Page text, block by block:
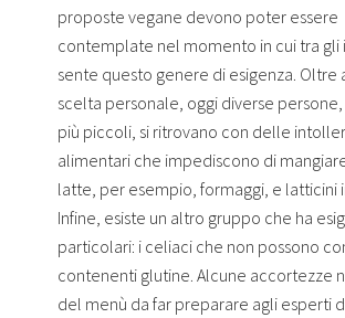
proposte vegane devono poter essere
contemplate nel momento in cui tra gli
sente questo genere di esigenza. Oltre
scelta personale, oggi diverse
più piccoli, si ritrovano con delle
alimentari che impediscono di
latte, per esempio, formaggi, e latticini
Infine, esiste un altro gruppo che ha
particolari: i celiaci che non possono
contenenti glutine. Alcune accortezze
del menù da far preparare agli esperti